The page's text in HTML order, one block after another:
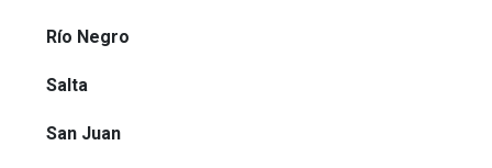
Río Negro
Salta
San Juan